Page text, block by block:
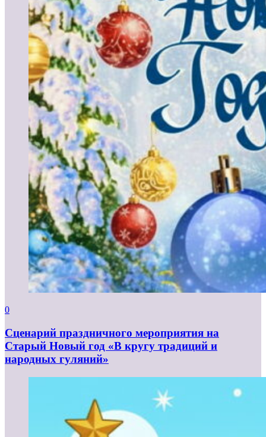
0
Сценарий праздничного мероприятия на
Старый Новый год «В кругу традиций и
народных гуляний»